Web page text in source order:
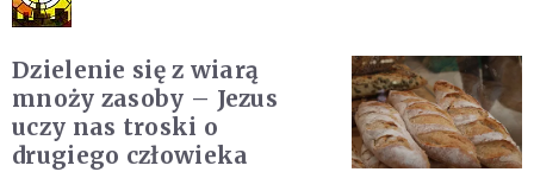
Dzielenie się z wiarą
mnoży zasoby – Jezus
uczy nas troski o
drugiego człowieka